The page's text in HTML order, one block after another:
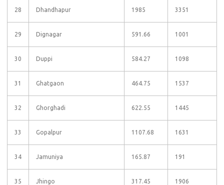
28 Dhandhapur 1985 3351
29 Dignagar 591.66 1001
30 Duppi 584.27 1098
31 Ghatgaon 464.75 1537
32 Ghorghadi 622.55 1445
33 Gopalpur 1107.68 1631
34 Jamuniya 165.87 191
35 Jhingo 317.45 1906